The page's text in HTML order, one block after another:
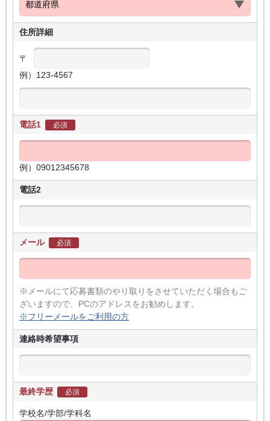
住所詳細
〒
例）123-4567
電話1 必須
例）09012345678
電話2
メール 必須
※メールにて応募書類のやり取りをさせていただく場合もご
ざいますので、PCのアドレスをお勧めします。
※フリーメールをご利用の方
連絡時希望事項
最終学歴 必須
学校名/学部/学科名